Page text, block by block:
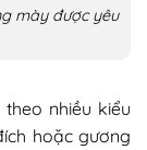
mày được yêu
nhiều kiểu
hoặc gương